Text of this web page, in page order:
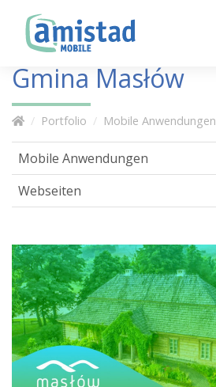
Gmina Masłów
Portfolio Mobile Anwendungen
Mobile Anwendungen
Webseiten